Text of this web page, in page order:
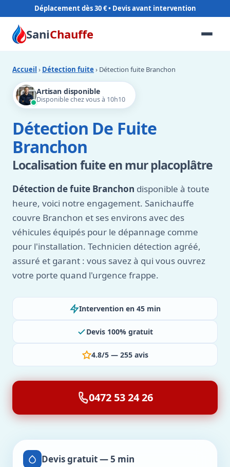
Déplacement dès 30 €
SaniChauffe
Accueil › Détection fuite › Détection fuite Branchon
Artisan disponible
Disponible chez vous à 10h10
Détection De Fuite
Branchon
Localisation fuite en mur placoplâtre
Détection de fuite Branchon disponible à toute
heure, voici notre engagement. Sanichauffe
couvre Branchon et ses environs avec des
véhicules équipés pour le dépannage comme
pour l'installation. Technicien détection agréé,
assuré et garant : vous savez à qui vous ouvrez
votre porte quand l'urgence frappe.
Intervention en 45 min
Devis 100% gratuit
4.8/5 — 255 avis
0472 53 24 26
Devis gratuit — 5 min